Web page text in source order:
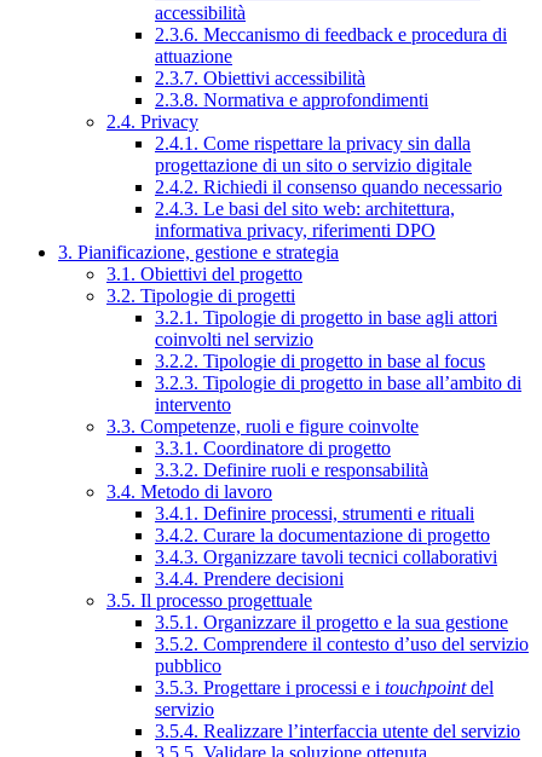
accessibilità
2.3.6. Meccanismo di feedback e procedura di
attuazione
2.3.7. Obiettivi accessibilità
2.3.8. Normativa e approfondimenti
2.4. Privacy
2.4.1. Come rispettare la privacy sin dalla
progettazione di un sito o servizio digitale
2.4.2. Richiedi il consenso quando necessario
2.4.3. Le basi del sito web: architettura,
informativa privacy, riferimenti DPO
3. Pianificazione, gestione e strategia
3.1. Obiettivi del progetto
3.2. Tipologie di progetti
3.2.1. Tipologie di progetto in base agli attori
coinvolti nel servizio
3.2.2. Tipologie di progetto in base al focus
3.2.3. Tipologie di progetto in base all’ambito di
intervento
3.3. Competenze, ruoli e figure coinvolte
3.3.1. Coordinatore di progetto
3.3.2. Definire ruoli e responsabilità
3.4. Metodo di lavoro
3.4.1. Definire processi, strumenti e rituali
3.4.2. Curare la documentazione di progetto
3.4.3. Organizzare tavoli tecnici collaborativi
3.4.4. Prendere decisioni
3.5. Il processo progettuale
3.5.1. Organizzare il progetto e la sua gestione
3.5.2. Comprendere il contesto d’uso del servizio
pubblico
3.5.3. Progettare i processi e i touchpointdel
servizio
3.5.4. Realizzare l’interfaccia utente del servizio
3.5.5. Validare la soluzione ottenuta